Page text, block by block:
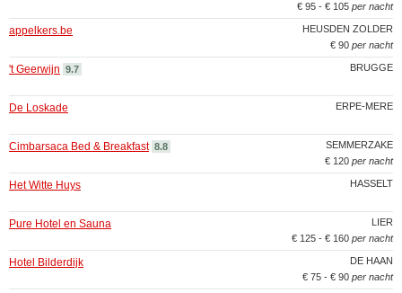
€ 95 - € 105 per nacht
HEUSDEN ZOLDER
appelkers.be
€ 90 per nacht
BRUGGE
't Geerwijn 9.7
ERPE-MERE
De Loskade
SEMMERZAKE
Cimbarsaca Bed & Breakfast 8.8
€ 120 per nacht
HASSELT
Het Witte Huys
LIER
Pure Hotel en Sauna
€ 125 - € 160 per nacht
DE HAAN
Hotel Bilderdijk
€ 75 - € 90 per nacht